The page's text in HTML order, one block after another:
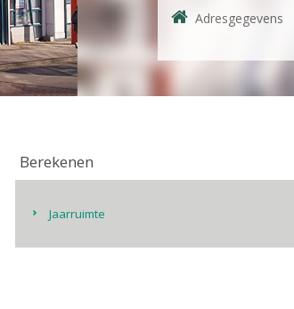
Adresgegevens
Berekenen
Jaarruimte